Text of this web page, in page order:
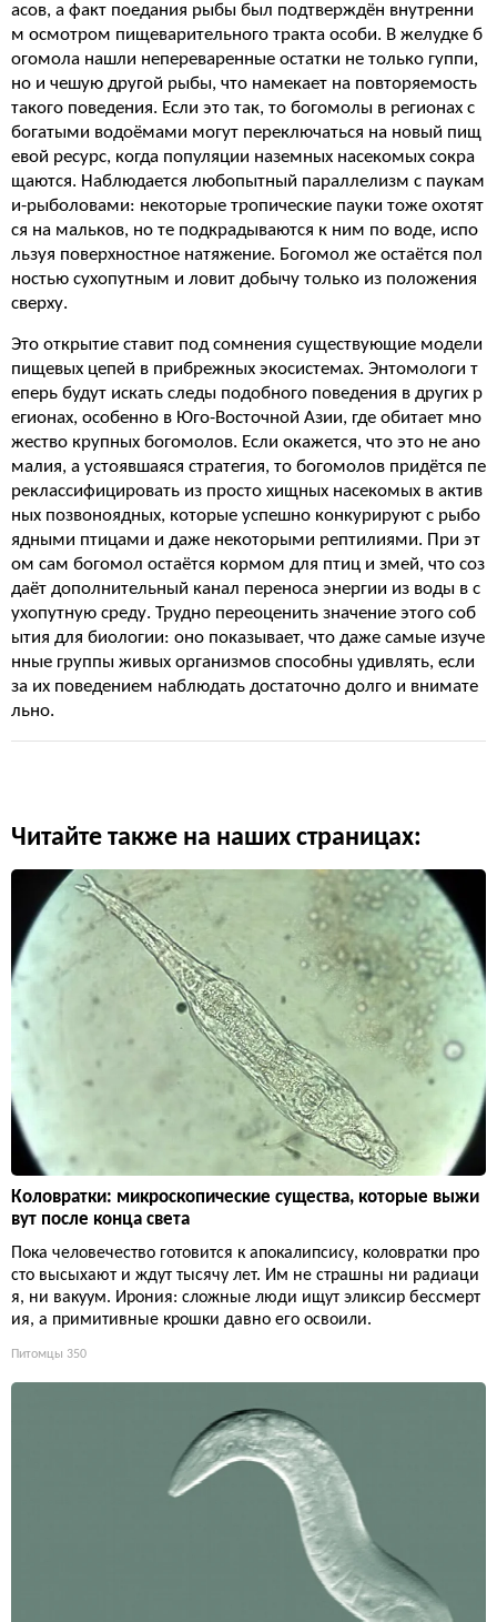
асов, а факт поедания рыбы был подтверждён внутренни
м осмотром пищеварительного тракта особи. В желудке б
огомола нашли непереваренные остатки не только гуппи,
но и чешую другой рыбы, что намекает на повторяемость
такого поведения. Если это так, то богомолы в регионах с
богатыми водоёмами могут переключаться на новый пищ
евой ресурс, когда популяции наземных насекомых сокра
щаются. Наблюдается любопытный параллелизм с паукам
и-рыболовами: некоторые тропические пауки тоже охотят
ся на мальков, но те подкрадываются к ним по воде, испо
льзуя поверхностное натяжение. Богомол же остаётся пол
ностью сухопутным и ловит добычу только из положения
сверху.
Это открытие ставит под сомнения существующие модели
пищевых цепей в прибрежных экосистемах. Энтомологи т
еперь будут искать следы подобного поведения в других р
егионах, особенно в Юго-Восточной Азии, где обитает мно
жество крупных богомолов. Если окажется, что это не ано
малия, а устоявшаяся стратегия, то богомолов придётся пе
реклассифицировать из просто хищных насекомых в актив
ных позвоноядных, которые успешно конкурируют с рыбо
ядными птицами и даже некоторыми рептилиями. При эт
ом сам богомол остаётся кормом для птиц и змей, что соз
даёт дополнительный канал переноса энергии из воды в с
ухопутную среду. Трудно переоценить значение этого соб
ытия для биологии: оно показывает, что даже самые изуче
нные группы живых организмов способны удивлять, если
за их поведением наблюдать достаточно долго и внимате
льно.
Читайте также на наших страницах:
Коловратки: микроскопические существа, которые выжи
вут после конца света
Пока человечество готовится к апокалипсису, коловратки про
сто высыхают и ждут тысячу лет. Им не страшны ни радиаци
я, ни вакуум. Ирония: сложные люди ищут эликсир бессмерт
ия, а примитивные крошки давно его освоили.
Питомцы 350